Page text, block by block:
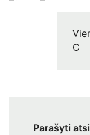
C
Parašyti